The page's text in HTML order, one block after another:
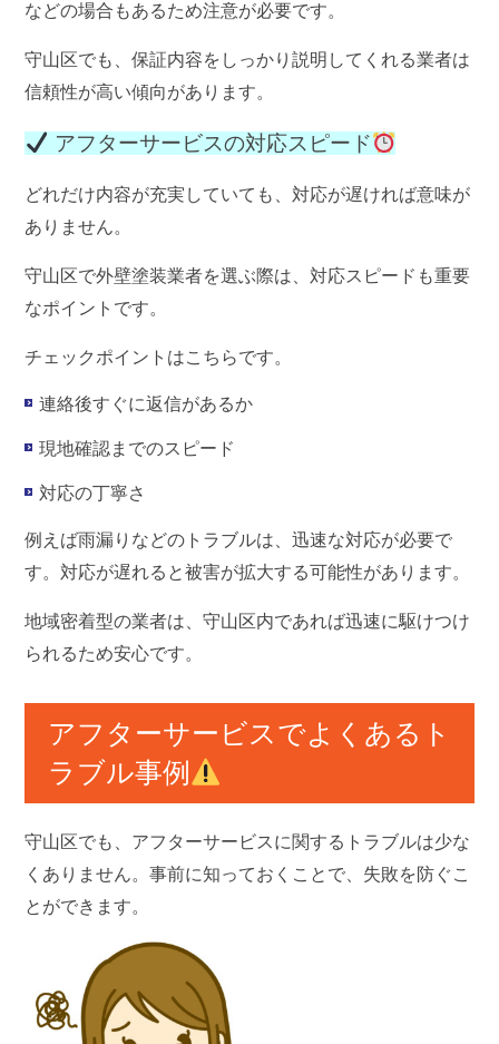
などの場合もあるため注意が必要です。
守山区でも、保証内容をしっかり説明してくれる業者は
信頼性が高い傾向があります。
アフターサービスの対応スピード
どれだけ内容が充実していても、対応が遅ければ意味が
ありません。
守山区で外壁塗装業者を選ぶ際は、 対応スピード も重要
なポイントです。
チェックポイントはこちらです。
連絡後すぐに返信があるか
現地確認までのスピード
対応の丁寧さ
例えば雨漏りなどのトラブルは、迅速な対応が必要で
す。対応が遅れると被害が拡大する可能性があります。
地域密着型の業者は、守山区内であれば迅速に駆けつけ
られるため安心です。
アフターサービスでよくあるト
ラブル事例
守山区でも、アフターサービスに関するトラブルは少な
くありません。事前に知っておくことで、失敗を防ぐこ
とができます。